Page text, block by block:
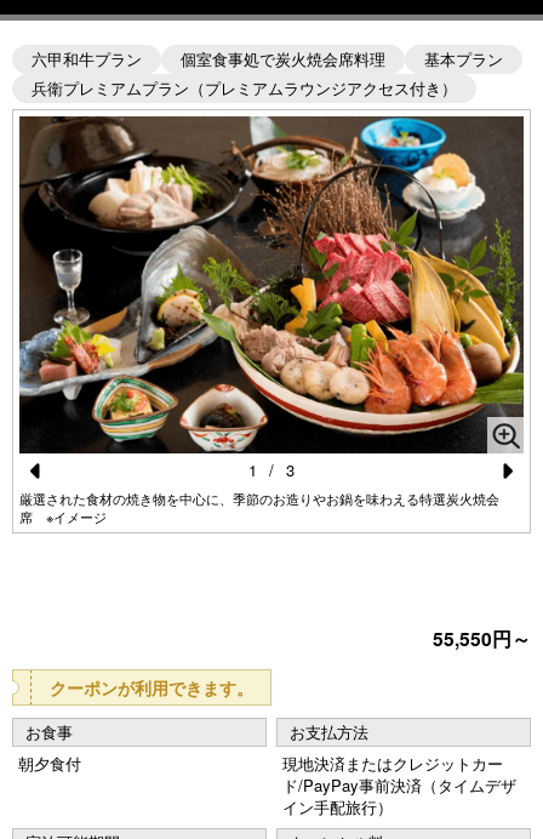
六甲和牛プラン 個室食事処で炭火焼会席料理
基本プラン
兵衛プレミアムプラン（プレミアムラウンジアクセス付き）
Pr
e
厳選された食材の焼き物を中心に、季節のお造りやお鍋を味わえる特選炭火焼会
席 ※イメージ
N
e
1 / 3
55,550円～
クーポンが利用できます。
お食事
朝夕食付
お支払方法
現地決済またはクレジットカー
ド/PayPay事前決済（タイムデザ
イン手配旅行）